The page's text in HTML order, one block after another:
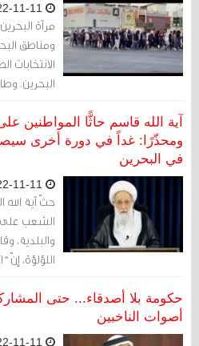
مرآة
ومناطق
البحرين.
التي خرجوا
الانتخابات
معتبرين
ومحذّرًا: غداً في دورة أخرى
في البحرين
حثّ آية
الشعب على
والبلدية،
اللؤلؤة،
توقيعٌ على
منه الآن
المشاركة
حكومة بلا أصدقاء... حتى
أصوات الناخبين